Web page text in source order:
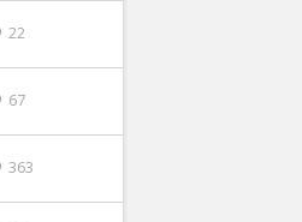
22
67
363